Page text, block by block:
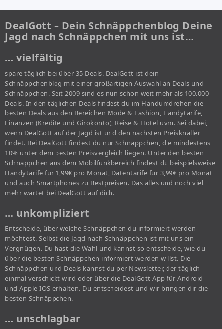
DealGott – Dein Schnäppchenblog Deine
Jagd nach Schnäppchen mit uns ist…
… vielfältig
spare täglich bei über 35 Deals. DealGott ist dein
Schnäppchenblog mit einer großartigen Auswahl an Deals und
Schnäppchen. Seit 2009 sind es nun schon weit mehr als 100.000
Deals. In den täglichen Deals findest du im Handumdrehen die
besten Deals aus den Bereichen Mode & Fashion, Handytarife,
Finanzen (Kredite und Girokonto), Reise & Hotel uvm. Sei dabei,
wenn DealGott auf der Jagd ist und den nächsten Preisknaller
findet. Bei DealGott findest du nur Schnäppchen, die mindestens
10% unter dem besten Preisvergleich liegen. Unter den besten
Schnäppchen aus dem Mobilfunkbereich findest du beispielsweise
Handytarife für 1,99€ pro Monat, Datentarife für 3,99€ pro Monat
und auch Smartphones zu Bestpreisen. Das alles und noch viel
mehr wartet bei DealGott auf dich.
… unkompliziert
Entscheide, über welche Schnäppchen du informiert werden
möchtest. Selbst die Jagd nach Schnäppchen ist mit uns ein
Vergnügen. Du hast die Wahl und kannst so entscheide, wie du
über die besten Schnäppchen informiert werden willst. Die
Schnäppchen und Deals kannst du per Newsletter, der täglich
einmal verschickt wird oder über die DealGott App für Android
und Apple IOS erhalten. Du entscheidest und wir bringen dir die
besten Schnäppchen.
… unschlagbar